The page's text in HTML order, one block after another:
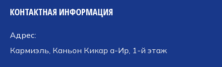
КОНТАКТНАЯ ИНФОРМАЦИЯ
Адрес:
Кармиэль, Каньон Кикар а-Ир, 1-й этаж